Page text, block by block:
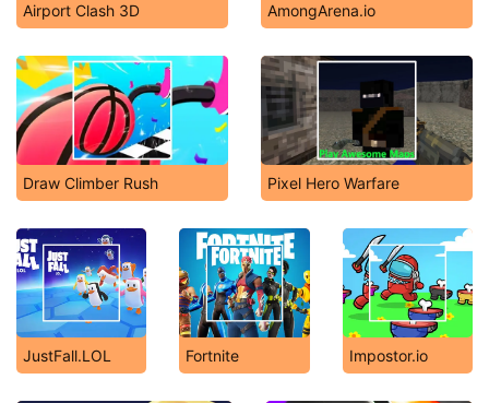
Airport Clash 3D AmongArena.io
Draw Climber Rush Pixel Hero Warfare
JustFall.LOL Fortnite Impostor.io